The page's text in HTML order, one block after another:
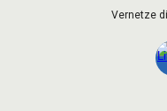
Vernetze